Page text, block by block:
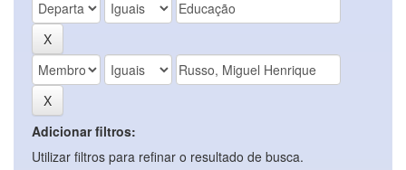
Adicionar filtros:
Utilizar filtros para refinar o resultado de busca.